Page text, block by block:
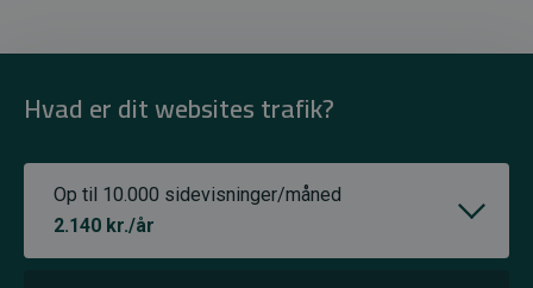
Hvad er dit websites trafik?
Op til 10.000 sidevisninger/måned
2.140 kr./år